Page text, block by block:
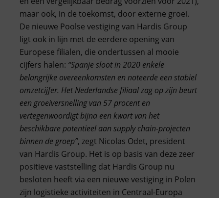
maar ook, in de toekomst, door externe groei.
De nieuwe Poolse vestiging van Hardis Group
ligt ook in lijn met de eerdere opening van
Europese filialen, die ondertussen al mooie
cijfers halen: “Spanje sloot in 2020 enkele
belangrijke overeenkomsten en noteerde een stabiel
omzetcijfer. Het Nederlandse filiaal zag op zijn beurt
een groeiversnelling van 57 procent en
vertegenwoordigt bijna een kwart van het
beschikbare potentieel aan supply chain-projecten
binnen de groep”, zegt Nicolas Odet, president
van Hardis Group. Het is op basis van deze zeer
positieve vaststelling dat Hardis Group nu
besloten heeft via een nieuwe vestiging in Polen
zijn logistieke activiteiten in Centraal-Europa